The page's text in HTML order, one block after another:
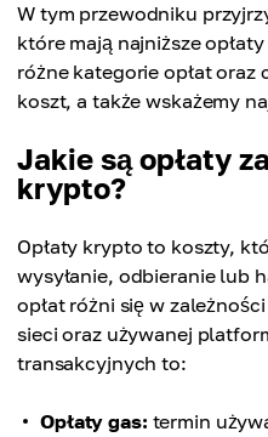
W tym przewodniku
które mają najniższe
różne kategorie opłat oraz
koszt, a także wskażemy
Jakie są opłaty
krypto?
Opłaty krypto to koszty,
wysyłanie, odbieranie lub
opłat różni się w
sieci oraz używanej
transakcyjnych to:
Opłaty gas: termin